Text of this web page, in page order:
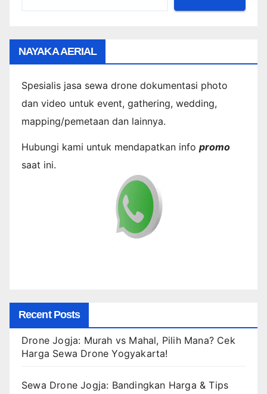
NAYAKA AERIAL
Spesialis jasa sewa drone dokumentasi photo
dan video untuk event, gathering, wedding,
mapping/pemetaan dan lainnya.
Hubungi kami untuk mendapatkan info promo
saat ini.
Recent Posts
Drone Jogja: Murah vs Mahal, Pilih Mana? Cek
Harga Sewa Drone Yogyakarta!
Sewa Drone Jogja: Bandingkan Harga & Tips